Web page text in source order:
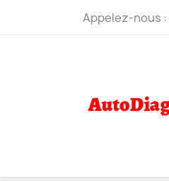
Appelez-nous :